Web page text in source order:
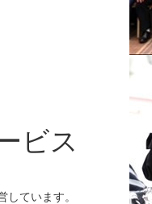
ビス
ています。